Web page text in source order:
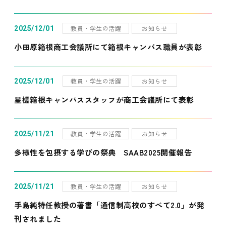
2025/12/01 教員・学生の活躍 お知らせ
小田原箱根商工会議所にて箱根キャンパス職員が表彰
2025/12/01 教員・学生の活躍 お知らせ
星槎箱根キャンパススタッフが商工会議所にて表彰
2025/11/21 教員・学生の活躍 お知らせ
多様性を包摂する学びの祭典 SAAB2025開催報告
2025/11/21 教員・学生の活躍 お知らせ
手島純特任教授の著書「通信制高校のすべて2.0」が発
刊されました